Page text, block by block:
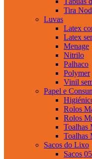
Tira
Luvas
Latex
Latex
Menage
Nitrilo
Palhaco
Polymer
Vinil
Papel e
Rolos
Rolos
Toalhas
Toalhas
Sacos do Lixo
Sacos